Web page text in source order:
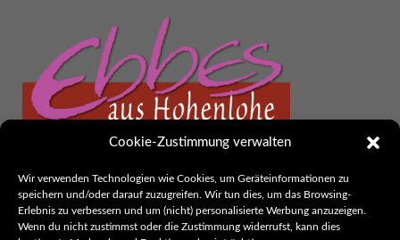
Cookie-Zustimmung verwalten
Wir verwenden Technologien wie Cookies, um Geräteinformationen zu
speichern und/oder darauf zuzugreifen. Wir tun dies, um das Browsing-
Erlebnis zu verbessern und um (nicht) personalisierte Werbung anzuzeigen.
Wenn du nicht zustimmst oder die Zustimmung widerrufst, kann dies
Ebbes aus Hohenlohe
Herausgeber:
thak. Werbung und Kommunikation